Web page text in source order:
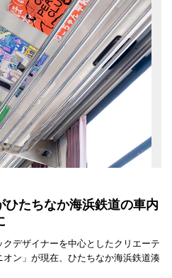
ひたちなか海浜鉄道の車内
デザイナーを中心としたクリエーテ
ン」が現在、ひたちなか海浜鉄道湊